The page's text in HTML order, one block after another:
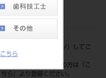
ちら
JAN/EANコード
標準価格
ログイン
』してご
覧ください。
ネット会員登録がまだの方は『
こ
ちら
』より登録ください。